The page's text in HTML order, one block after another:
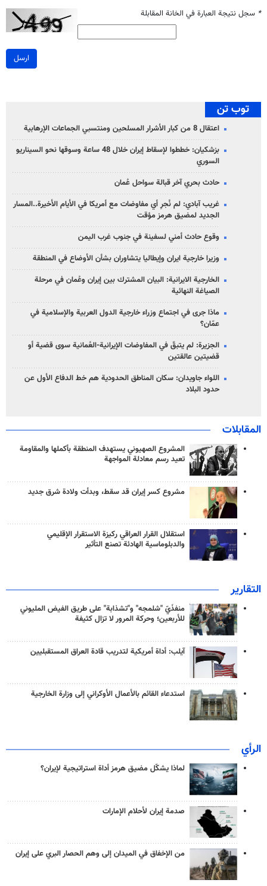
* سجل نتيجة العبارة في الخانة المقابلة
ارسل
توب تن
اعتقال 8 من كبار الأشرار المسلحين ومنتسبي الجماعات الإرهابية
بزشكيان: خططوا لإسقاط إيران خلال 48 ساعة وسوقها نحو السيناريو
السوري
حادث بحري آخر قبالة سواحل عُمان
غريب آبادي: لم نُجرِ أي مفاوضات مع أمريكا في الأيام الأخيرة..المسار
الجديد لمضيق هرمز مؤقت
وقوع حادث أمني لسفينة في جنوب غرب اليمن
وزيرا خارجية ايران وإيطاليا يتشاوران بشأن الأوضاع في المنطقة
الخارجية الايرانية: البيان المشترك بين إيران وعُمان في مرحلة
الصياغة النهائية
ماذا جرى في اجتماع وزراء خارجية الدول العربية والإسلامية في
عمّان؟
الجزيرة: لم يتبقّ في المفاوضات الإيرانية-العُمانية سوى قضية أو
قضيتين عالقتين
اللواء جاويدان: سكان المناطق الحدودية هم خط الدفاع الأول عن
حدود البلاد
المقابلات
المشروع الصهيوني يستهدف المنطقة بأكملها والمقاومة
تعيد رسم معادلة المواجهة
مشروع كسر إيران قد سقط، وبدأت ولادة شرق جديد
استقلال القرار العراقي ركيزة الاستقرار الإقليمي
والدبلوماسية الهادئة تصنع التأثير
التقارير
منفذَيّ "شلمجه" و"تشذابة" على طريق الفيض المليوني
للأربعين؛ وحركة المرور لا تزال كثيفة
آيلب: أداة أمريكية لتدريب قادة العراق المستقبليين
استدعاء القائم بالأعمال الأوكراني إلى وزارة الخارجية
الرأي
لماذا يشكّل مضيق هرمز أداة استراتيجية لإيران؟
صدمة إيران لأحلام الإمارات
من الإخفاق في الميدان إلى وهم الحصار البري على إيران